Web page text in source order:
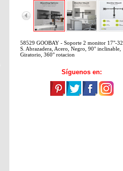
58529 GOOBAY - Soporte 2 monitor 17"-
S. Abrazadera, Acero, Negro, 90° inclinable,
Giratorio, 360° rotacion
Síguenos en: